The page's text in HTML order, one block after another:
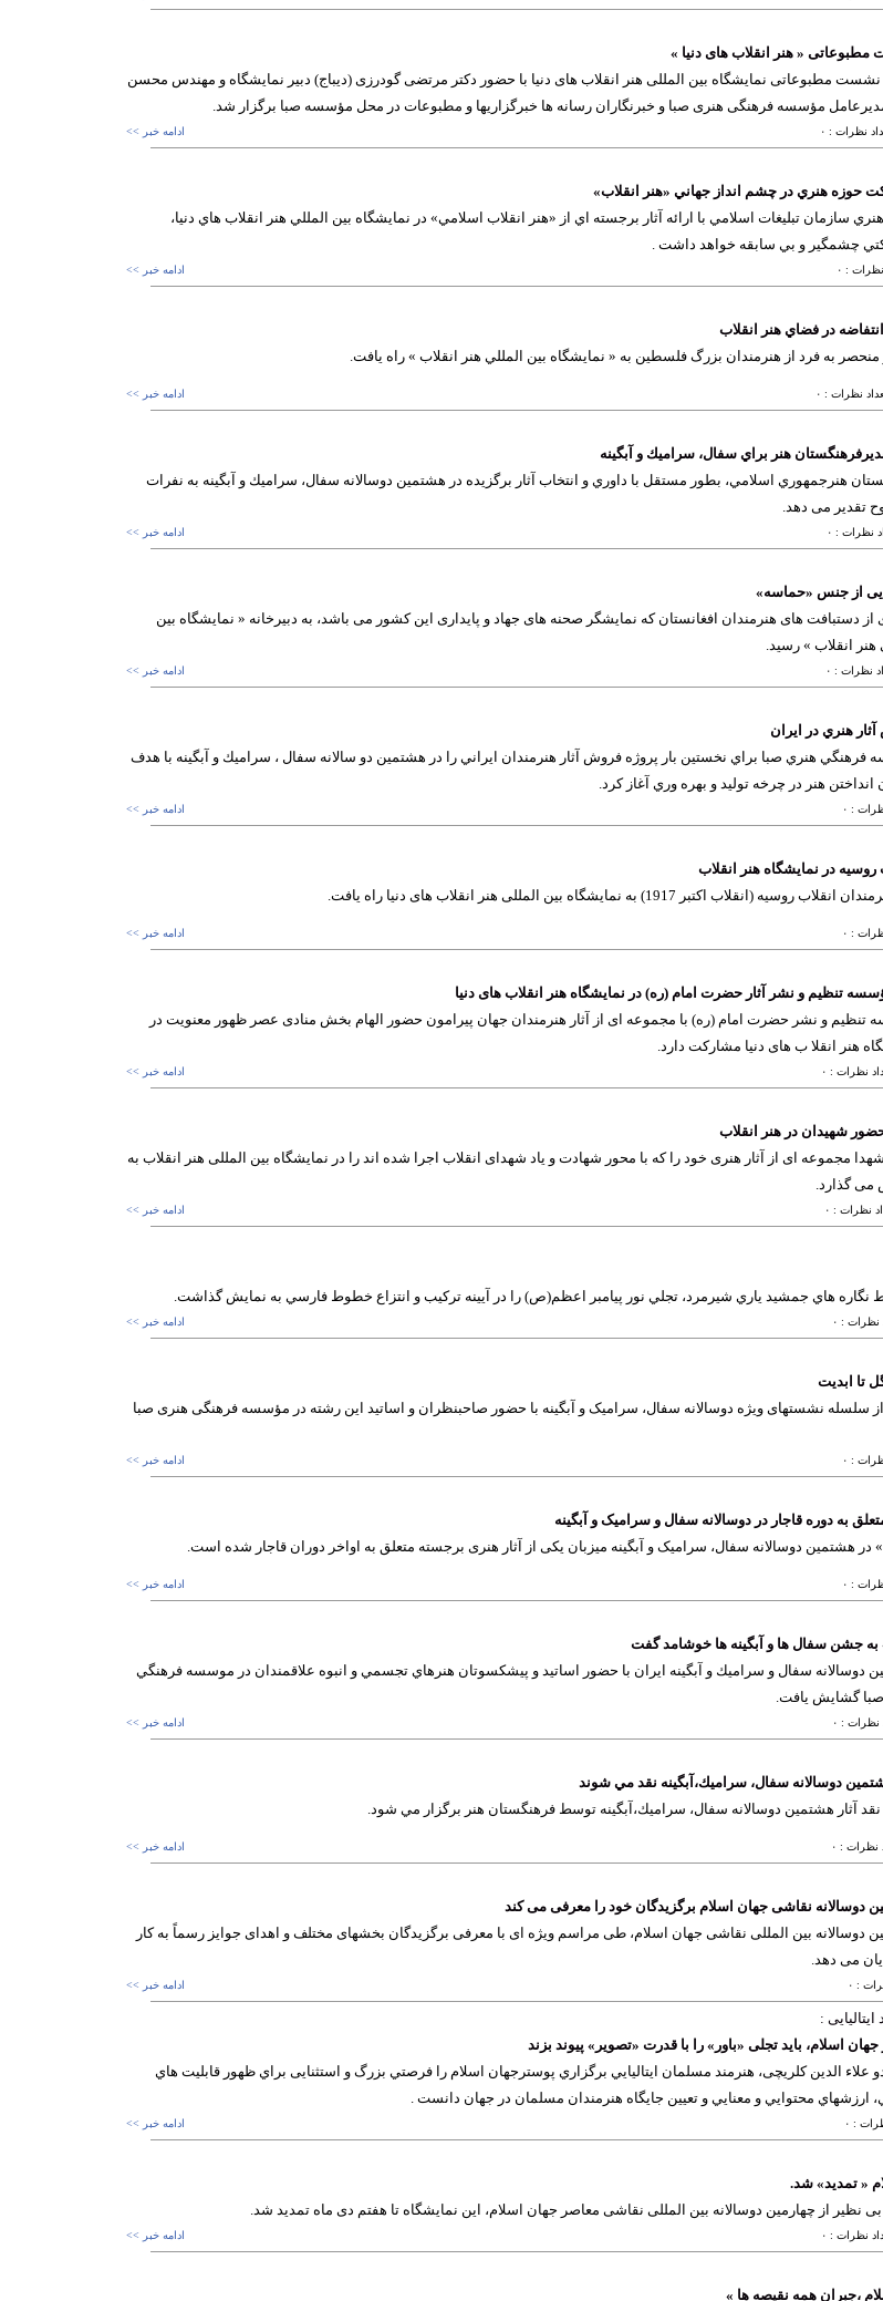
« هنر انقلاب های دنیا »
مطبوعاتی نمایشگاه بین المللی هنر انقلاب های دنیا با حضور دکتر مرتضی گودرزی (دیباج) دبیر نمایشگاه و مهندس محسن
مؤسسه فرهنگی هنری صبا و خبرنگاران رسانه ها خبرگزاریها و مطبوعات در محل مؤسسه صبا برگزار شد.
نظرات : ٠ ادامه خبر >>
حوزه هنري در چشم انداز جهاني «هنر انقلاب»
سازمان تبليغات اسلامي با ارائه آثار برجسته اي از «هنر انقلاب اسلامي» در نمايشگاه بين المللي هنر انقلاب هاي دنيا،
چشمگير و بي سابقه خواهد داشت .
: ٠ ادامه خبر >>
در فضاي هنر انقلاب
نظرات : ٠ ادامه خبر >>
هنر براي سفال، سراميك و آبگينه
هنرجمهوري اسلامي، بطور مستقل با داوري و انتخاب آثار برگزيده در هشتمين دوسالانه سفال، سراميك و آبگينه به نفرات
تقدیر می دهد.
نظرات : ٠ ادامه خبر >>
ایی از جنس «حماسه»
از دستبافت های هنرمندان افغانستان که نمایشگر صحنه های جهاد و پایداری این کشور می باشد، به دبیرخانه « نمایشگاه بین
هنر انقلاب » رسید.
نظرات : ٠ ادامه خبر >>
هنري در ايران
فرهنگي هنري صبا براي نخستين بار پروژه فروش آثار هنرمندان ايراني را در هشتمين دو سالانه سفال ، سراميك و آبگينه با هدف
انداختن هنر در چرخه توليد و بهره وري آغاز كرد.
: ٠ ادامه خبر >>
روسیه در نمایشگاه هنر انقلاب
روسیه (انقلاب اکتبر 1917) به نمایشگاه بین المللی هنر انقلاب های دنیا راه یافت.
: ٠ ادامه خبر >>
تنظیم و نشر آثار حضرت امام (ره) در نمایشگاه هنر انقلاب های دنیا
تنظیم و نشر حضرت امام (ره) با مجموعه ای از آثار هنرمندان جهان پیرامون حضور الهام بخش منادی عصر ظهور معنویت در
هنر انقلا ب های دنیا مشارکت دارد.
نظرات : ٠ ادامه خبر >>
شهیدان در هنر انقلاب
مجموعه ای از آثار هنری خود را که با محور شهادت و یاد شهدای انقلاب اجرا شده اند را در نمایشگاه بین المللی هنر انقلاب به
می گذارد.
نظرات : ٠ ادامه خبر >>
هاي جمشيد ياري شيرمرد، تجلي نور پيامبر اعظم(ص) را در آيينه تركيب و انتزاع خطوط فارسي به نمايش گذاشت.
نظرات : ٠ ادامه خبر >>
تا ابدیت
نشستهای ویژه دوسالانه سفال، سرامیک و آبگینه با حضور صاحبنظران و اساتید این رشته در مؤسسه فرهنگی هنری صبا
: ٠ ادامه خبر >>
به دوره قاجار در دوسالانه سفال و سرامیک و آبگینه
در هشتمین دوسالانه سفال، سرامیک و آبگینه میزبان یکی از آثار هنری برجسته متعلق به اواخر دوران قاجار شده است.
: ٠ ادامه خبر >>
به جشن سفال ها و آبگينه ها خوشامد گفت
دوسالانه سفال و سراميك و آبگينه ايران با حضور اساتيد و پيشكسوتان هنرهاي تجسمي و انبوه علاقمندان در موسسه فرهنگي
گشايش يافت.
نظرات : ٠ ادامه خبر >>
دوسالانه سفال، سراميك،آبگينه نقد مي شوند
آثار هشتمين دوسالانه سفال، سراميك،آبگينه توسط فرهنگستان هنر برگزار مي شود.
نظرات : ٠ ادامه خبر >>
دوسالانه نقاشی جهان اسلام برگزیدگان خود را معرفی می کند
دوسالانه بین المللی نقاشی جهان اسلام، طی مراسم ویژه ای با معرفی برگزیدگان بخشهای مختلف و اهدای جوایز رسماً به کار
می دهد.
: ٠ ادامه خبر >>
ایتالیایی :
اسلام، باید تجلی «باور» را با قدرت «تصویر» پیوند بزند
علاء الدين کلریچی، هنرمند مسلمان ايتاليايي برگزاري پوسترجهان اسلام را فرصتي بزرگ و استثنایی براي ظهور قابليت هاي
ارزشهاي محتوايي و معنايي و تعيين جايگاه هنرمندان مسلمان در جهان دانست .
: ٠ ادامه خبر >>
« تمدید» شد.
نظیر از چهارمین دوسالانه بین المللی نقاشی معاصر جهان اسلام، این نمایشگاه تا هفتم دی ماه تمدید شد.
نظرات : ٠ ادامه خبر >>
،جبران همه نقيصه ها »